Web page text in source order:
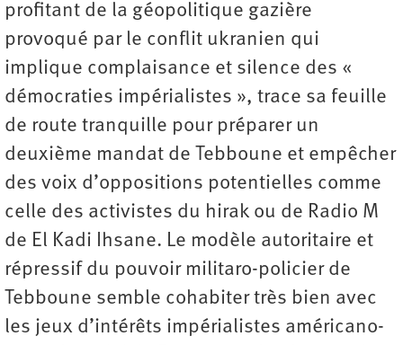
profitant de la géopolitique gazière
provoqué par le conflit ukranien qui
implique complaisance et silence des «
démocraties impérialistes », trace sa feuille
de route tranquille pour préparer un
deuxième mandat de Tebboune et empêcher
des voix d’oppositions potentielles comme
celle des activistes du hirak ou de Radio M
de El Kadi Ihsane. Le modèle autoritaire et
répressif du pouvoir militaro-policier de
Tebboune semble cohabiter très bien avec
les jeux d’intérêts impérialistes américano-